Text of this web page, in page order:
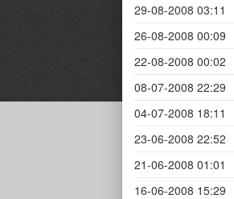
29-08-2008 03:11
26-08-2008 00:09
22-08-2008 00:02
08-07-2008 22:29
04-07-2008 18:11
23-06-2008 22:52
21-06-2008 01:01
16-06-2008 15:29